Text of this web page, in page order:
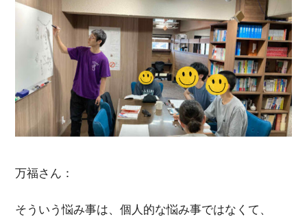
万福さん：
そういう悩み事は、個人的な悩み事ではなくて、